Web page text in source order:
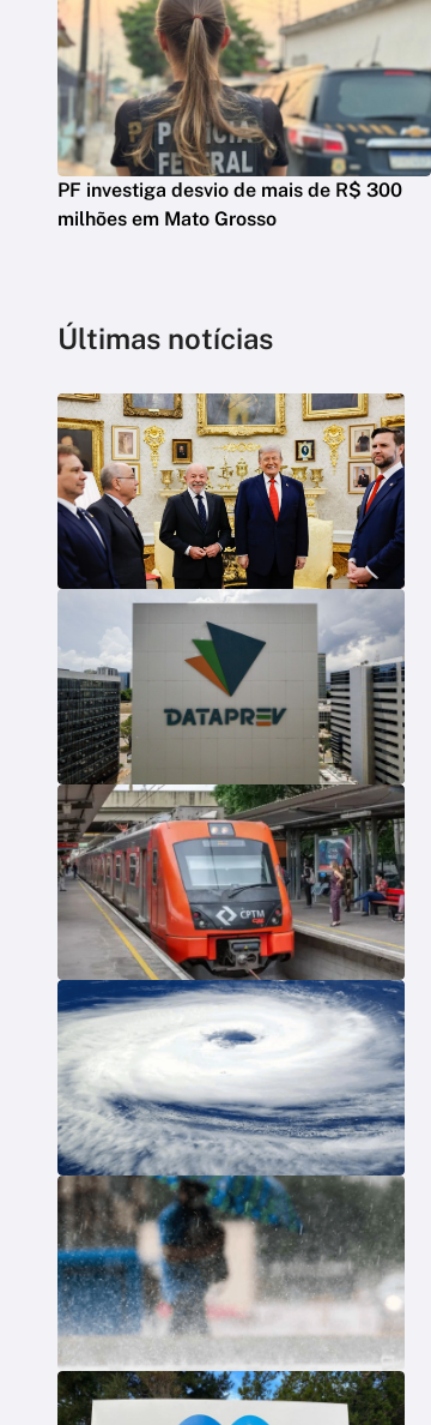
PF investiga desvio de mais de R$ 300
milhões em Mato Grosso
Últimas notícias